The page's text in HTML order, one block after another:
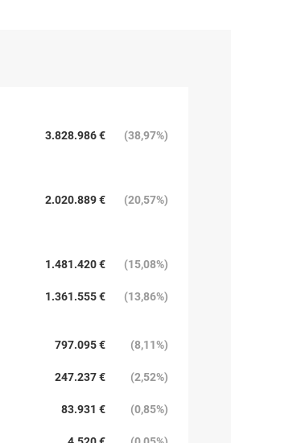
3.828.986 € (38,97%)
2.020.889 € (20,57%)
1.481.420 € (15,08%)
1.361.555 € (13,86%)
797.095 € (8,11%)
247.237 € (2,52%)
83.931 € (0,85%)